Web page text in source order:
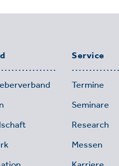
Service
Termine
Seminare
Research
Messen